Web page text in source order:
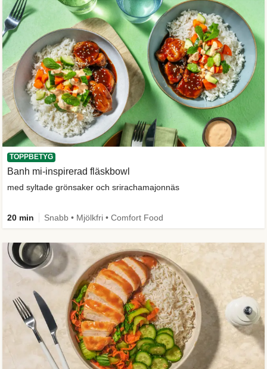
TOPPBETYG
Banh mi-inspirerad fläskbowl
med syltade grönsaker och srirachamajonnäs
20 min Snabb • Mjölkfri • Comfort Food